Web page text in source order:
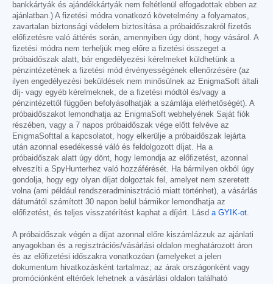
bankkártyák és ajándékkártyák nem feltétlenül elfogadottak ebben az
ajánlatban.) A fizetési módra vonatkozó követelmény a folyamatos,
zavartalan biztonsági védelem biztosítása a próbaidőszakról fizetős
előfizetésre való áttérés során, amennyiben úgy dönt, hogy vásárol. A
fizetési módra nem terheljük meg előre a fizetési összeget a
próbaidőszak alatt, bár engedélyezési kérelmeket küldhetünk a
pénzintézetének a fizetési mód érvényességének ellenőrzésére (az
ilyen engedélyezési beküldések nem minősülnek az EnigmaSoft általi
díj- vagy egyéb kérelmeknek, de a fizetési módtól és/vagy a
pénzintézettől függően befolyásolhatják a számlája elérhetőségét). A
próbaidőszakot lemondhatja az EnigmaSoft webhelyének Saját fiók
részében, vagy a 7 napos próbaidőszak vége előtt felvéve az
EnigmaSofttal a kapcsolatot, hogy elkerülje a próbaidőszak lejárta
után azonnal esedékessé váló és feldolgozott díjat. Ha a
próbaidőszak alatt úgy dönt, hogy lemondja az előfizetést, azonnal
elveszíti a SpyHunterhez való hozzáférését. Ha bármilyen okból úgy
gondolja, hogy egy olyan díjat dolgoztak fel, amelyet nem szeretett
volna (ami például rendszeradminisztráció miatt történhet), a vásárlás
dátumától számított 30 napon belül bármikor lemondhatja az
előfizetést, és teljes visszatérítést kaphat a díjért. Lásd a GYIK-ot.
A próbaidőszak végén a díjat azonnal előre kiszámlázzuk az ajánlati
anyagokban és a regisztrációs/vásárlási oldalon meghatározott áron
és az előfizetési időszakra vonatkozóan (amelyeket a jelen
dokumentum hivatkozásként tartalmaz; az árak országonként vagy
promóciónként eltérőek lehetnek a vásárlási oldalon található